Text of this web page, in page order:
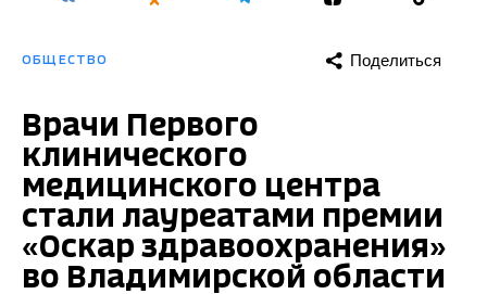
ОБЩЕСТВО Поделиться
Врачи Первого
клинического
медицинского центра
стали лауреатами премии
«Оскар здравоохранения»
во Владимирской области